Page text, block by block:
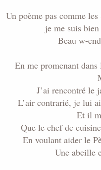
Un poème pas comme
je me suis
Beau w-
En me promenant dans
J’ai rencontré le
L’air contrarié, je lui
Et il
Que le chef de
En voulant aider le
Une abeille